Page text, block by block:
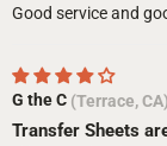
Good service and
G the C (Terrace, CA)
Transfer Sheets